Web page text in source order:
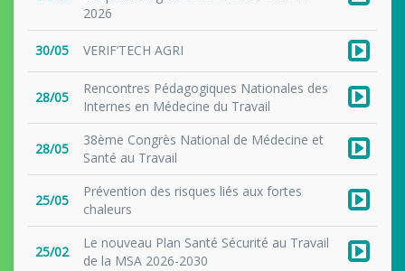
2026
30/05 VERIF’TECH AGRI
28/05
Rencontres Pédagogiques Nationales des
Internes en Médecine du Travail
28/05
38ème Congrès National de Médecine et
Santé au Travail
25/05
Prévention des risques liés aux fortes
chaleurs
25/02
Le nouveau Plan Santé Sécurité au Travail
de la MSA 2026-2030